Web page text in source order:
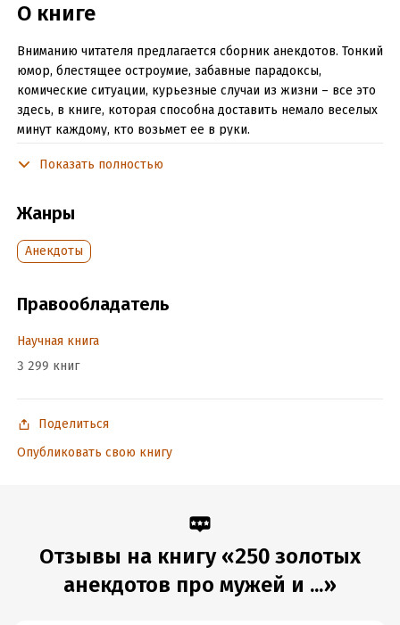
О книге
Вниманию читателя предлагается сборник анекдотов. Тонкий
юмор, блестящее остроумие, забавные парадоксы,
комические ситуации, курьезные случаи из жизни – все это
здесь, в книге, которая способна доставить немало веселых
минут каждому, кто возьмет ее в руки.
Читайте, смейтесь и будьте уверены, что все это не про Вас!
Подробная информация
ISBN (EAN): 5699021426
Время на чтение:
Показать полностью
Жанры
Анекдоты
Правообладатель
Научная книга
3 299 книг
Поделиться
Опубликовать свою книгу
Отзывы на книгу «250 золотых
анекдотов про мужей и ...»